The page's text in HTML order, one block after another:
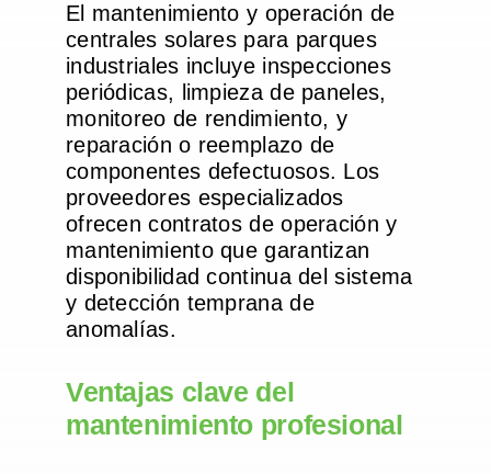
El mantenimiento y operación de
centrales solares para parques
industriales incluye inspecciones
periódicas, limpieza de paneles,
monitoreo de rendimiento, y
reparación o reemplazo de
componentes defectuosos. Los
proveedores especializados
ofrecen contratos de operación y
mantenimiento que garantizan
disponibilidad continua del sistema
y detección temprana de
anomalías.
Ventajas clave del
mantenimiento profesional